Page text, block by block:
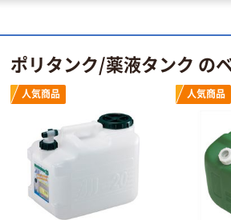
ポリタンク/薬液タンク の
人気商品 人気商品
本気プライス
積水化学工業 多
用途・強力タイ
プ PEクロス両
面テープ
（税込）
積水化学工業 気
密防水テープ
No.740 アクリ
ル系片面タイプ
￥528~ （税込）
積